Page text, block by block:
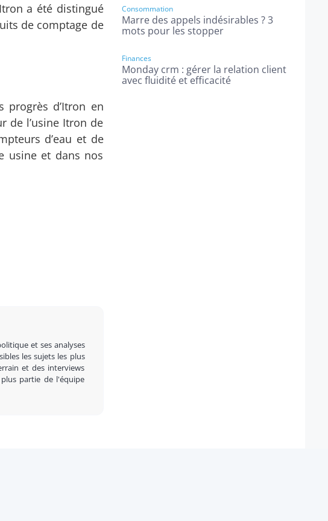
a été distingué
de comptage de
progrès d’Itron en
de l’usine Itron de
d’eau et de
usine et dans nos
et ses analyses
les sujets les plus
et des interviews
partie de l'équipe
Consommation
Marre des appels indésirables ? 3
mots pour les stopper
Finances
Monday crm : gérer la relation client
avec fluidité et efficacité